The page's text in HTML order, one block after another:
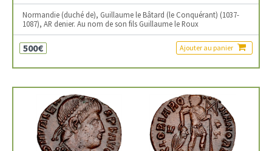
Normandie (duché de), Guillaume le Bâtard (le Conquérant) (1037-
1087), AR denier. Au nom de son fils Guillaume le Roux
500€ Ajouter au panier